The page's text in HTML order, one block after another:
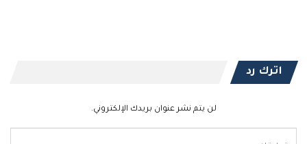
اترك رد
لن يتم نشر عنوان بريدك الإلكتروني.